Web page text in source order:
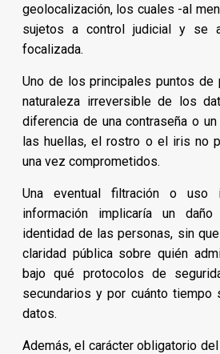
geolocalización, los cuales -al
sujetos a control judicial y se
focalizada.
Uno de los principales puntos de
naturaleza irreversible de los
diferencia de una contraseña o
las huellas, el rostro o el iris no
una vez comprometidos.
Una eventual filtración o uso
información implicaría un
identidad de las personas, sin
claridad pública sobre quién
bajo qué protocolos de
secundarios y por cuánto tiempo
datos.
Además, el carácter obligatorio